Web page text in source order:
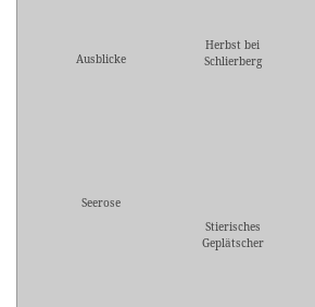
Ausblicke
Herbst bei
Schlierberg
Seerose
Stierisches
Geplätscher